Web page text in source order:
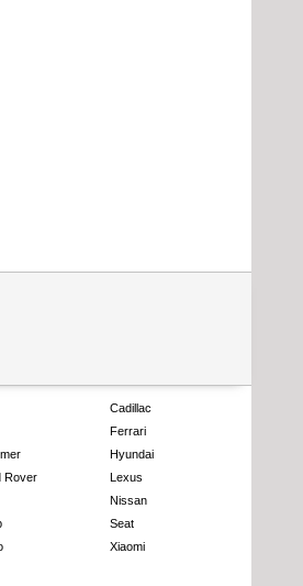
Cadillac
Ferrari
Hyundai
Rover
Lexus
Nissan
Seat
Xiaomi